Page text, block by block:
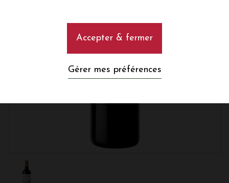
Accepter & fermer
Gérer mes préférences